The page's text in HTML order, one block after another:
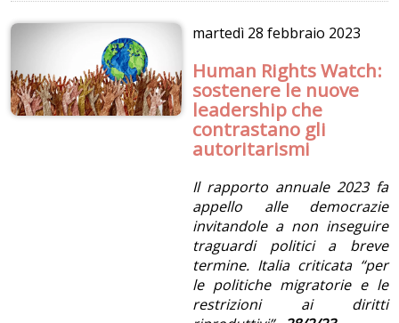
martedì 28 febbraio 2023
Human Rights Watch:
sostenere le nuove
leadership che
contrastano gli
autoritarismi
Il rapporto annuale 2023 fa
appello alle democrazie
invitandole a non inseguire
traguardi politici a breve
termine. Italia criticata “per
le politiche migratorie e le
restrizioni ai diritti